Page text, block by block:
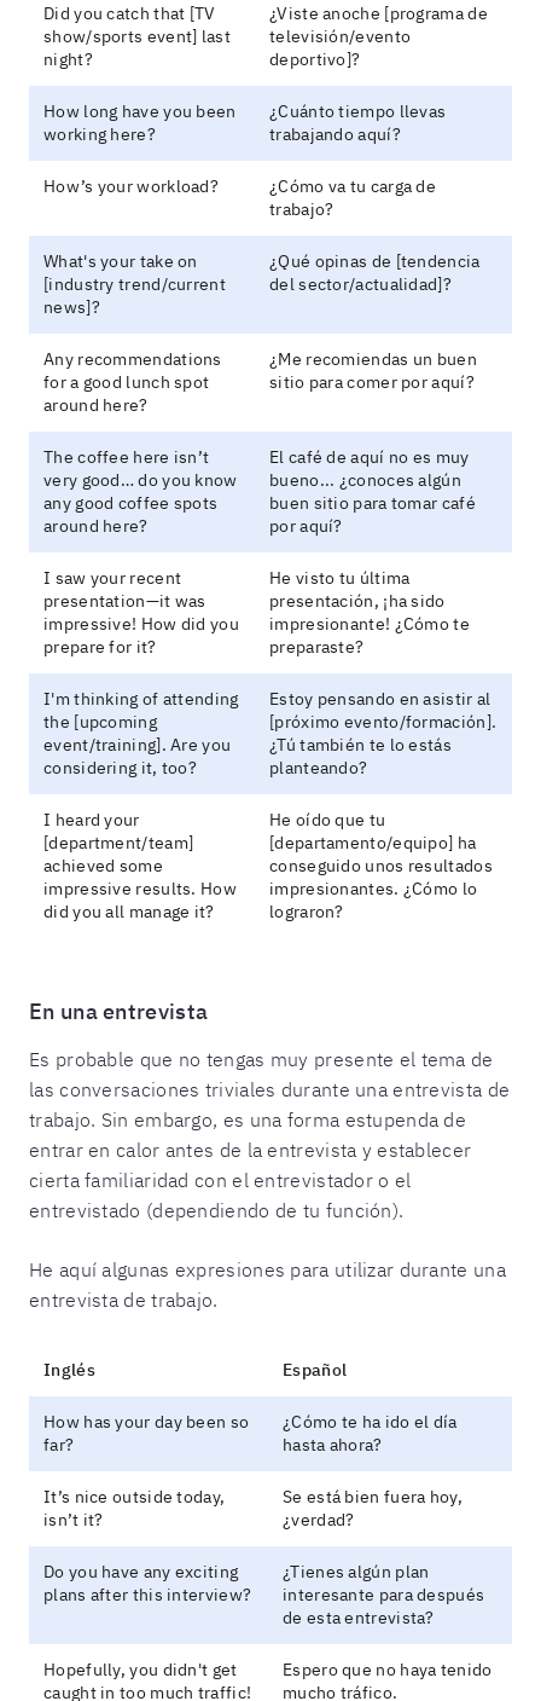
Did you catch that [TV
show/sports event] last
night?
¿Viste anoche [programa de
televisión/evento
deportivo]?
How long have you been
working here?
¿Cuánto tiempo llevas
trabajando aquí?
How’s your workload?
¿Cómo va tu carga de
trabajo?
What's your take on
[industry trend/current
news]?
¿Qué opinas de [tendencia
del sector/actualidad]?
Any recommendations
for a good lunch spot
around here?
¿Me recomiendas un buen
sitio para comer por aquí?
The coffee here isn’t
very good… do you know
any good coffee spots
around here?
El café de aquí no es muy
bueno... ¿conoces algún
buen sitio para tomar café
por aquí?
I saw your recent
presentation—it was
impressive! How did you
prepare for it?
He visto tu última
presentación, ¡ha sido
impresionante! ¿Cómo te
preparaste?
I'm thinking of attending
the [upcoming
event/training]. Are you
considering it, too?
Estoy pensando en asistir al
[próximo evento/formación].
¿Tú también te lo estás
planteando?
I heard your
[department/team]
achieved some
impressive results. How
did you all manage it?
He oído que tu
[departamento/equipo] ha
conseguido unos resultados
impresionantes. ¿Cómo lo
lograron?
En una entrevista
Es probable que no tengas muy presente el tema de
las conversaciones triviales durante una entrevista de
trabajo. Sin embargo, es una forma estupenda de
entrar en calor antes de la entrevista y establecer
cierta familiaridad con el entrevistador o el
entrevistado (dependiendo de tu función).
He aquí algunas expresiones para utilizar durante una
entrevista de trabajo.
Inglés Español
How has your day been so
far?
¿Cómo te ha ido el día
hasta ahora?
It’s nice outside today,
isn’t it?
Se está bien fuera hoy,
¿verdad?
Do you have any exciting
plans after this interview?
¿Tienes algún plan
interesante para después
de esta entrevista?
Hopefully, you didn't get
caught in too much traffic!
Espero que no haya tenido
mucho tráfico.